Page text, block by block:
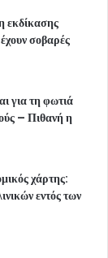
εκδίκασης
σοβαρές
για τη φωτιά
– Πιθανή η
χάρτης:
εντός των